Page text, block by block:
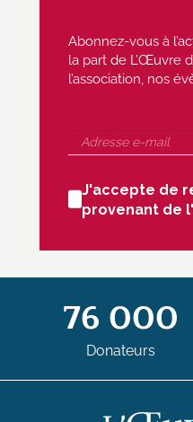
Abonnez-vous à
la part de L’Œuvre
l’association, nos
J'accepte de
provenant de
76 000
Donateurs